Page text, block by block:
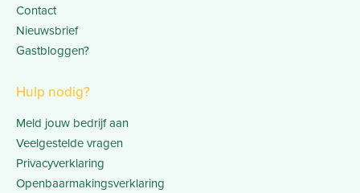
Contact
Nieuwsbrief
Gastbloggen?
Hulp nodig?
Meld jouw bedrijf aan
Veelgestelde vragen
Privacyverklaring
Openbaarmakingsverklaring